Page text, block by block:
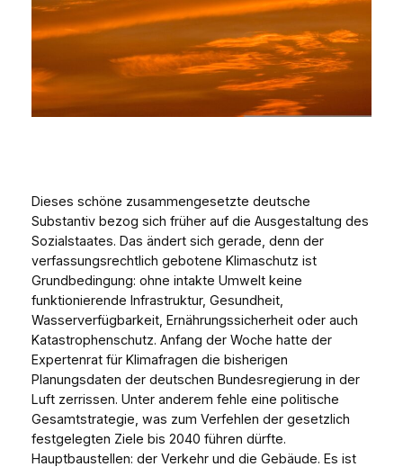
Dieses schöne zusammengesetzte deutsche
Substantiv bezog sich früher auf die Ausgestaltung des
Sozialstaates. Das ändert sich gerade, denn der
verfassungsrechtlich gebotene Klimaschutz ist
Grundbedingung: ohne intakte Umwelt keine
funktionierende Infrastruktur, Gesundheit,
Wasserverfügbarkeit, Ernährungssicherheit oder auch
Katastrophenschutz. Anfang der Woche hatte der
Expertenrat für Klimafragen die bisherigen
Planungsdaten der deutschen Bundesregierung in der
Luft zerrissen. Unter anderem fehle eine politische
Gesamtstrategie, was zum Verfehlen der gesetzlich
festgelegten Ziele bis 2040 führen dürfte.
Hauptbaustellen: der Verkehr und die Gebäude. Es ist